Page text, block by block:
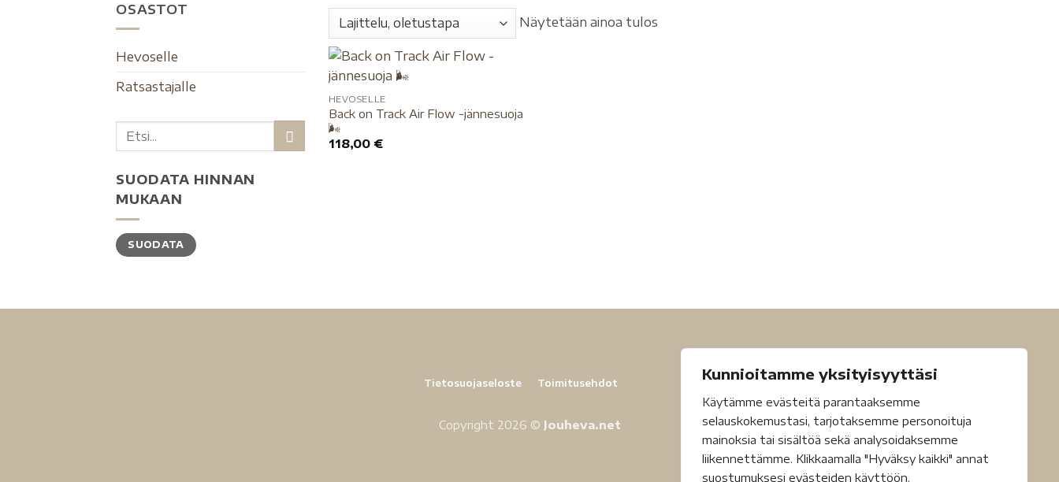
Kunnioitamme yksityisyyttäsi
Käytämme evästeitä parantaaksemme
selauskokemustasi, tarjotaksemme personoituja
mainoksia tai sisältöä sekä analysoidaksemme
liikennettämme. Klikkaamalla "Hyväksy kaikki" annat
suostumuksesi evästeiden käyttöön.
OSASTOT
Hevoselle
Ratsastajalle
SUODATA HINNAN
MUKAAN
SUODATA
Näytetään ainoa tulos
HEVOSELLE
Back on Track Air Flow -jännesuoja
🌬️
118,00 €
Tietosuojaseloste Toimitusehdot
Copyright 2026 © Jouheva.net